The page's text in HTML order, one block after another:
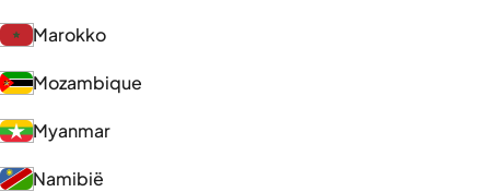
Marokko
Mozambique
Myanmar
Namibië